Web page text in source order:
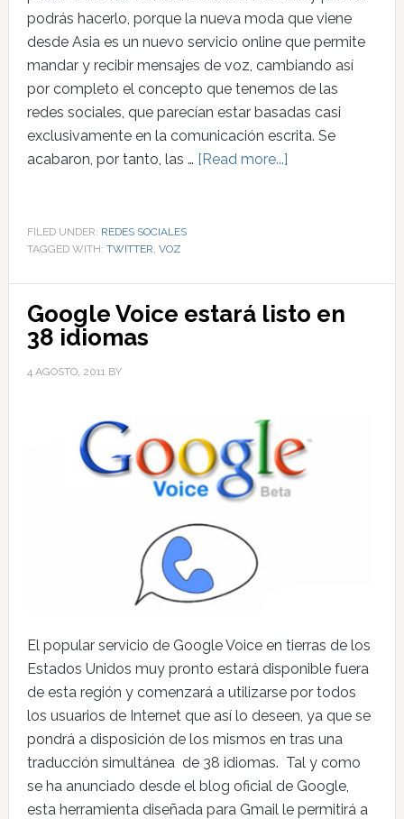
podrás hacerlo, porque la nueva moda que viene
desde Asia es un nuevo servicio online que permite
mandar y recibir mensajes de voz, cambiando así
por completo el concepto que tenemos de las
redes sociales, que parecían estar basadas casi
exclusivamente en la comunicación escrita. Se
acabaron, por tanto, las … [Read more...]
FILED UNDER: REDES SOCIALES
TAGGED WITH: TWITTER, VOZ
Google Voice estará listo en
38 idiomas
4 AGOSTO, 2011BY
El popular servicio de Google Voice en tierras de los
Estados Unidos muy pronto estará disponible fuera
de esta región y comenzará a utilizarse por todos
los usuarios de Internet que así lo deseen, ya que se
pondrá a disposición de los mismos en tras una
traducción simultánea de 38 idiomas. Tal y como
se ha anunciado desde el blog oficial de Google,
esta herramienta diseñada para Gmail le permitirá a